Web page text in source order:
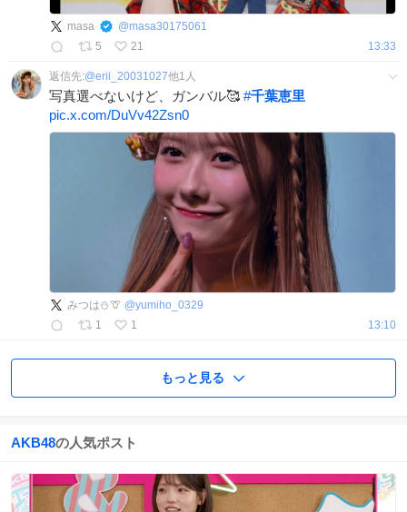
masa @masa30175061
5
21 13:33
返信先:@erii_20031027他1 人
写真選べないけど、ガンバル🥰 #千葉恵里
pic.x.com/DuVv42Zsn0
みつは⛄️🦒 @yumiho_0329
1
1 13:10
もっと見る
AKB48の人気ポスト